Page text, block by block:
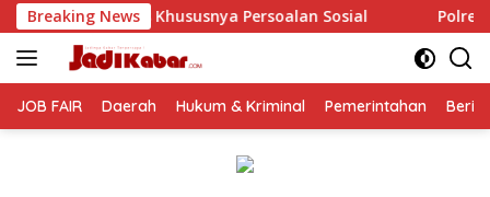
Langsung
ke
konten
Breaking News
Persoalan Sosial Polresta Malang Kota Gelar
JOB FAIR Daerah Hukum & Kriminal Pemerintahan